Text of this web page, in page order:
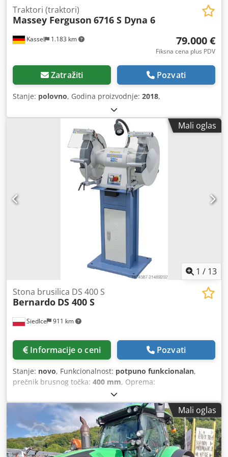
Kassel 1.183 km
Traktori (traktori)
Massey Ferguson 6716 S Dyna 6
79.000 €
Fiksna cena plus PDV
Zatražiti Pozvati
Stanje: polovno, Godina proizvodnje: 2018,
Mali oglas
1 / 13
Siedlce 911 km
Stona brusilica DS 400 S
Bernardo DS 400 S
Informacije o ceni Pozvati
Stanje: novo, Funkcionalnost: potpuno funkcionalan,
prečnik brusnog točka: 400 mm, Oprema:
, Rotor je postavljen na kugličnim
ležajevima koji obezbeđuju tih i glatki rad, kao i dug vek
trajanja. Snažan pogonski motor sa visokim obrtnim
momentom. Podesive zaštite izrađene od izdržljive plastike
obezbeđuju efikasnu zaštitu od varničenja. Standardno
opremljen usisnim priključcima prečnika 35 mm, sa
Mali oglas